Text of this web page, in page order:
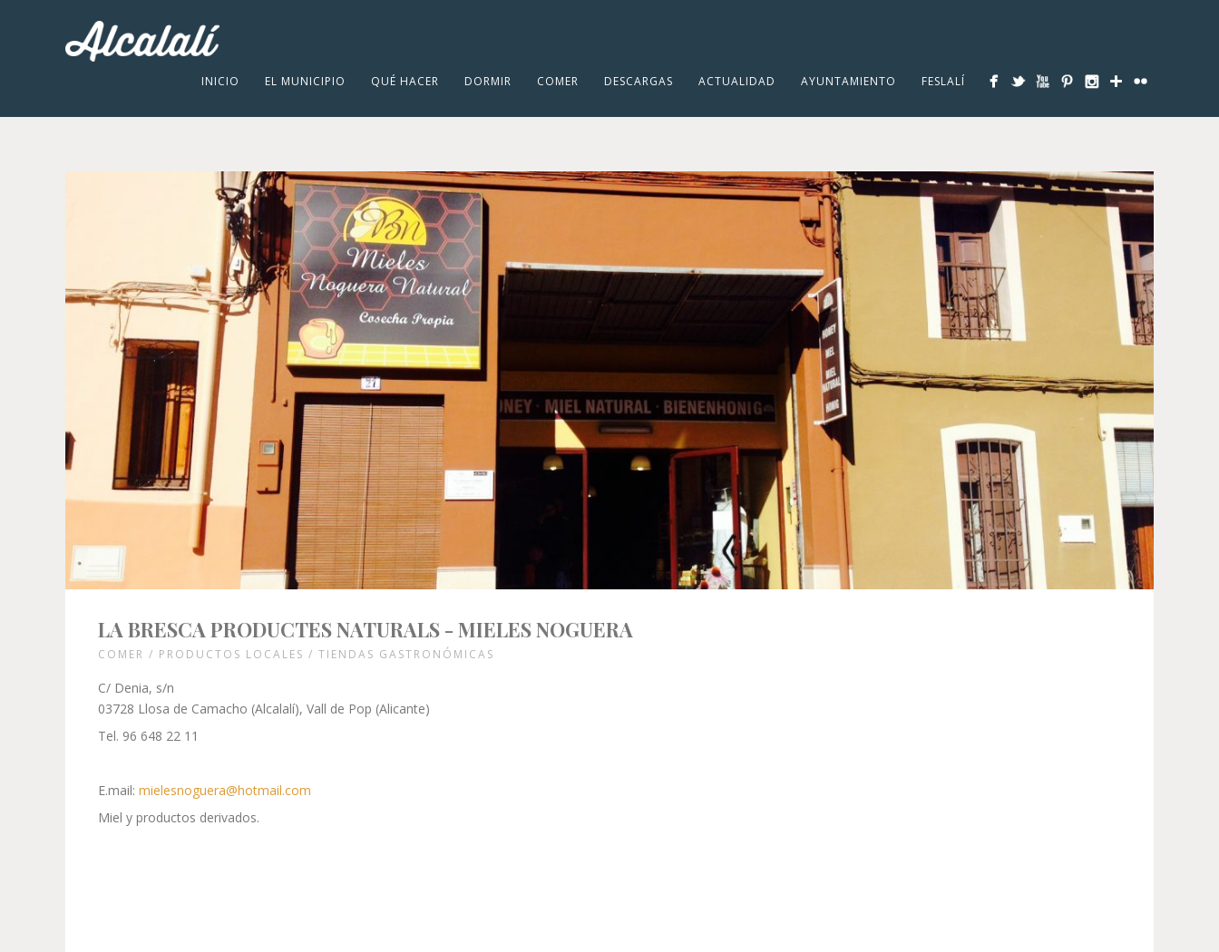
INICIO EL MUNICIPIO QUÉ HACER DORMIR COMER DESCARGAS ACTUALIDAD AYUNTAMIENTO FESLALÍ
LA BRESCA PRODUCTES NATURALS - MIELES NOGUERA
COMER / PRODUCTOS LOCALES / TIENDAS GASTRONÓMICAS
C/ Denia, s/n
03728 Llosa de Camacho (Alcalalí), Vall de Pop (Alicante)
Tel. 96 648 22 11
E.mail: mielesnoguera@hotmail.com
Miel y productos derivados.